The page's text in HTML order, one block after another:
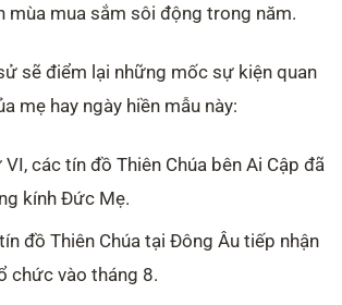
mùa mua sắm sôi động trong năm.
sẽ điểm lại những mốc sự kiện quan
mẹ hay ngày hiền mẫu này:
các tín đồ Thiên Chúa bên Ai Cập đã
kính Đức Mẹ.
đồ Thiên Chúa tại Đông Âu tiếp nhận
chức vào tháng 8.